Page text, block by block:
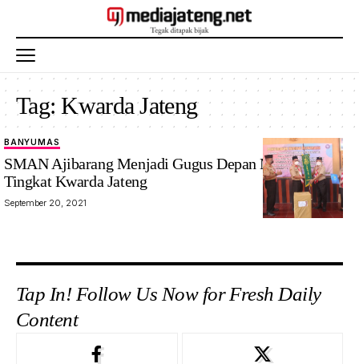
Tag:Kwarda Jateng
BANYUMAS
SMAN Ajibarang Menjadi Gugus Depan Mantap
Tingkat Kwarda Jateng
September 20, 2021
Tap In! Follow Us Now for Fresh Daily
Content